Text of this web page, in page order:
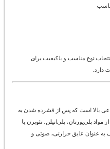
نوع مناسب و باکیفیت برای
بالا است که پس از فشرده شدن به
پلی‌یورتان، پلی‌اتیلن، نئوپرن یا
عنوان عایق حرارتی، صوتی و